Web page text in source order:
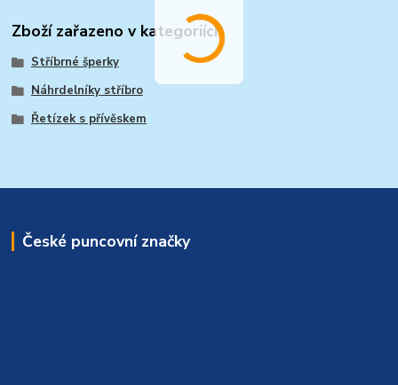
Zboží zařazeno v kategoriích
Stříbrné šperky
Náhrdelníky stříbro
Řetízek s přívěskem
České puncovní značky